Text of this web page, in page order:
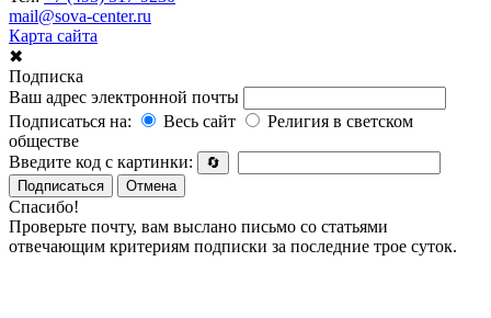
mail@sova-center.ru
Карта сайта
✖
Подписка
Ваш адрес электронной почты
Подписаться на:
Весь сайт
Религия в светском
обществе
Введите код с картинки:
🔄
Подписаться
Отмена
Спасибо!
Проверьте почту, вам выслано письмо со статьями
отвечающим критериям подписки за последние трое суток.